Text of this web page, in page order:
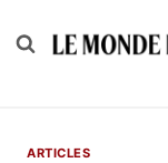
to
ARTICLES